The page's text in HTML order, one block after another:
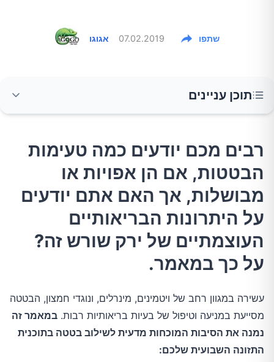
אגוגו 07.02.2019 שתפו
תוכן עניינים
אפויות או מבושלות, אך האם אתם יודעים על
היתרונות הבריאותיים העוצמתיים של ירק שורש
זה? על כך במאמר.
1.איזה ויטמין בבטטה שומר על העיניים שלנו?
2.מה גורם לבטטה לשמור על הלב שלנו?
3.להפחית את הסיכון לסרטן
4.איך הבטטה נלחמת בדלקתיות?
רבים מכם יודעים כמה טעימות
הבטטות, אם הן אפויות או
מבושלות, אך האם אתם יודעים
על היתרונות הבריאותיים
העוצמתיים של ירק שורש זה?
על כך במאמר.
עשירה במגוון רחב של ויטמינים, מינרלים, ונוגדי חמצון, הבטטה
מסייעת במניעה וטיפול של בעיות בריאותיות רבות. במאמר זה
נמנה את הסיבות המוכחות מדעית לשילוב בטטה בתוכנית
התזונה השבועית שלכם: